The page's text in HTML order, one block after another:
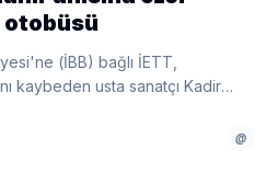
otobüsü
(İBB) bağlı İETT,
kaybeden usta sanatçı Kadir
@